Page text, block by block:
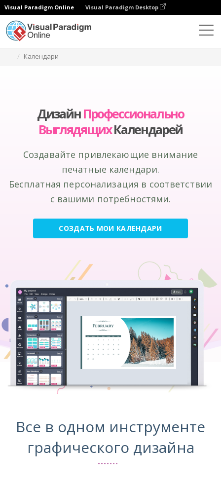
Visual Paradigm Online Visual Paradigm Desktop
Календари
ДизайнПрофессионально
ВыглядящихКалендарей
Создавайте привлекающие внимание
печатные календари.
Бесплатная персонализация в соответствии
с вашими потребностями.
СОЗДАТЬ МОИ КАЛЕНДАРИ
Все в одном инструменте
графического дизайна